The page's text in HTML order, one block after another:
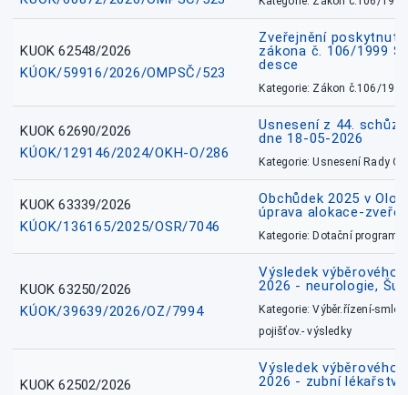
KUOK 62548/2026
KÚOK/59916/2026/OMPSČ/523
Zveřejnění
zákona č. 106/1999
desce
Kategorie: Zákon č.106/1999
KUOK 62690/2026
KÚOK/129146/2024/OKH-O/286
Usnesení z 44.
dne 18-05-2026
Kategorie: Usnesení Rady
KUOK 63339/2026
KÚOK/136165/2025/OSR/7046
Obchůdek 2025 v
úprava alokace-
Kategorie: Dotační
KUOK 63250/2026
KÚOK/39639/2026/OZ/7994
Výsledek výběrového
2026 - neurologie,
Kategorie: Výběr.řízení-
pojišťov.- výsledky
KUOK 62502/2026
Výsledek výběrového
2026 - zubní